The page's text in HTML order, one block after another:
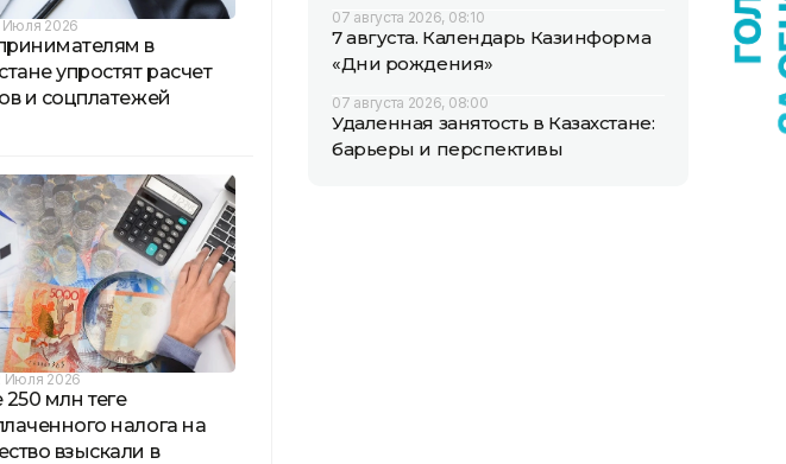
Июля 2026
в
упростят расчет
и соцплатежей
Июля 2026
млн теңге
налога на
взыскали в
07 августа 2026, 08:10
7 августа. Календарь Казинформа
«Дни рождения»
07 августа 2026, 08:00
Удаленная занятость в Казахстане:
барьеры и перспективы